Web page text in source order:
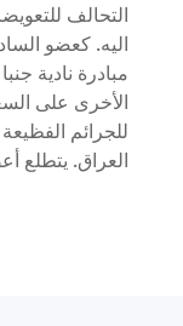
التحالف
اليه. كعضو
مبادرة نادية
الأخرى على
للجرائم
العراق. يتطلع